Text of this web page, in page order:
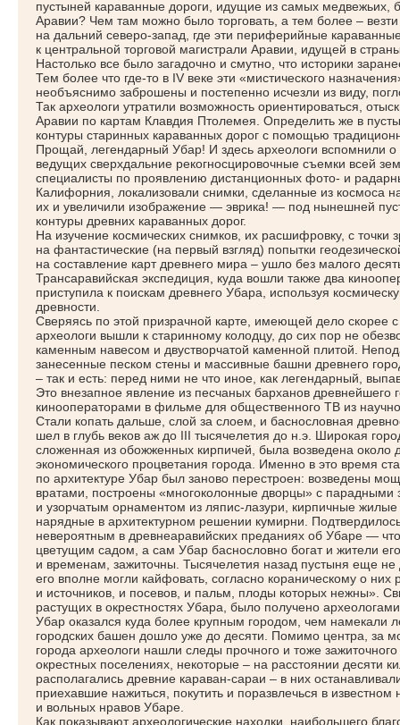
пустыней караванные дороги, идущие из самых медвежьих,
Аравии? Чем там можно было торговать, а тем более –
на дальний северо-запад, где эти периферийные
к центральной торговой магистрали Аравии, идущей в
Настолько все было загадочно и смутно, что историки
Тем более что где-то в IV веке эти «мистического
необъяснимо заброшены и постепенно исчезли из виду,
Так археологи утратили возможность ориентироваться,
Аравии по картам Клавдия Птолемея. Определить же в
контуры старинных караванных дорог с помощью
Прощай, легендарный Убар! И здесь археологи вспомнили о
ведущих сверхдальние рекогносцировочные съемки всей
специалисты по проявлению дистанционных фото- и
Калифорния, локализовали снимки, сделанные из космоса
их и увеличили изображение — эврика! — под нынешней
контуры древних караванных дорог.
На изучение космических снимков, их расшифровку, с точки
на фантастические (на первый взгляд) попытки
на составление карт древнего мира – ушло без малого
Трансаравийская экспедиция, куда вошли также два
приступила к поискам древнего Убара, используя
древности.
Сверяясь по этой призрачной карте, имеющей дело скорее
археологи вышли к старинному колодцу, до сих пор не
каменным навесом и двустворчатой каменной плитой.
занесенные песком стены и массивные башни древнего
– так и есть: перед ними не что иное, как легендарный,
Это внезапное явление из песчаных барханов древнейшего
кинооператорами в фильме для общественного ТВ из
Стали копать дальше, слой за слоем, и баснословная
шел в глубь веков аж до III тысячелетия до н.э. Широкая
сложенная из обожженных кирпичей, была возведена около
экономического процветания города. Именно в это время
по архитектуре Убар был заново перестроен: возведены
вратами, построены «многоколонные дворцы» с парадными
и узорчатым орнаментом из ляпис-лазури, кирпичные
нарядные в архитектурном решении кумирни.
невероятным в древнеаравийских преданиях об Убаре —
цветущим садом, а сам Убар баснословно богат и жители
и временам, зажиточны. Тысячелетия назад пустыня еще
его вполне могли кайфовать, согласно кораническому о них
и источников, и посевов, и пальм, плоды которых нежны».
растущих в окрестностях Убара, было получено
Убар оказался куда более крупным городом, чем намекали
городских башен дошло уже до десяти. Помимо центра, за
города археологи нашли следы прочного и тоже
окрестных поселениях, некоторые – на расстоянии десяти
располагались древние караван-сараи – в них
приехавшие нажиться, покутить и поразвлечься в
и вольных нравов Убаре.
Как показывают археологические находки, наибольшего